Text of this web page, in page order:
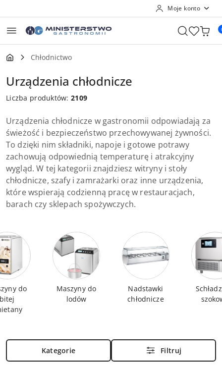
Moje konto
Chłodnictwo
Urządzenia chłodnicze
Liczba produktów:2109
Urządzenia chłodnicze w gastronomii odpowiadają za
świeżość i bezpieczeństwo przechowywanej żywności.
To dzięki nim składniki, napoje i gotowe potrawy
zachowują odpowiednią temperaturę i atrakcyjny
wygląd. W tej kategorii znajdziesz witryny i stoły
chłodnicze, szafy i zamrażarki oraz inne urządzenia,
które wspierają codzienną pracę w restauracjach,
barach czy sklepach spożywczych.
do
Maszyny do
lodów
Nadstawki
chłodnicze
Kategorie Filtruj